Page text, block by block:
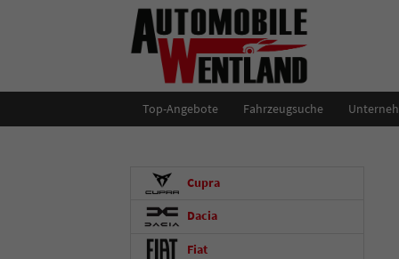
Top-Angebote Fahrzeugsuche
Cupra
Dacia
Fiat